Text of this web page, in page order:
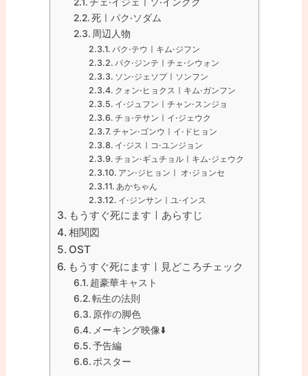
死ㅣパク·ソダム
周辺人物
パク·テウㅣキム·ジフン
パク·ジンテㅣチェ·シウォン
ソン·ジェソプㅣソンフン
クォン·ヒョクスㅣキム·ガンフン
イ·ジュフンㅣチャン·スンジョ
チョ·テサンㅣイ·ジェウク
チャン·ゴンウㅣイ·ドヒョン
イ·ジスㅣコ·ユンジョン
チョン·ギュチョルㅣキム·ジェウク
アン·ジヒョンㅣ オ·ジョンセ
あかちゃん
イ·ジンサンㅣユ·インス
もうすぐ死にますㅣあらすじ
相関図
OST
もうすぐ死にますㅣ見どころチェック
超豪華キャスト
転生の法則
原作の脚色
メーキング映像⬇️
予告編
ポスター